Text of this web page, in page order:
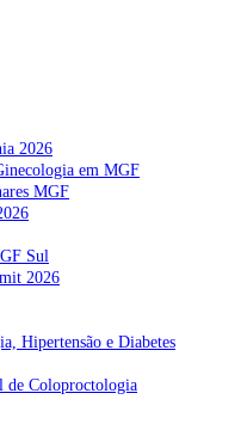
2026
em MGF
MGF
Sul
2026
Hipertensão e Diabetes
de Coloproctologia